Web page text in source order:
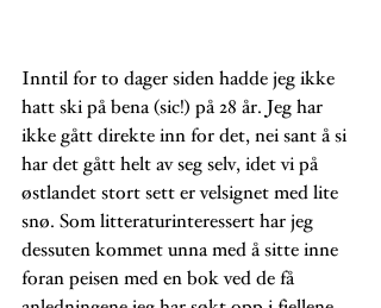
Inntil for to dager siden hadde jeg ikke
hatt ski på bena (sic!) på 28 år. Jeg har
ikke gått direkte inn for det, nei sant å si
har det gått helt av seg selv, idet vi på
østlandet stort sett er velsignet med lite
snø. Som litteraturinteressert har jeg
dessuten kommet unna med å sitte inne
foran peisen med en bok ved de få